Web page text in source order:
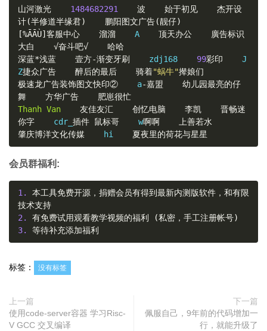
山河激光 1484682291 波 始于初见
杰开设
计(半修道半缘君)
鹏阳图文广告(靓仔)
[%ĀĀÙ]客服中心
溜溜
    A
顶天办公
廣告标识
大白
√奋斗吧√
哈哈
深蓝*浅蓝
壹方-渐变牙刷
    zdj168
99彩印
    J
Z捷众广告 醉后的最后 骑着"蜗牛"撵娘们
极速龙广告装饰图文快印②
    a
-嘉盟
幼儿园最亮的仔
舞
方华广告
肥崽很忙
Thanh Van 友佳友汇 创忆电脑 李凯
晋畅迷
你字
    cdr_
插件 鼠标哥
    w
啊啊
上善若水
肇庆博洋文化传媒
    hi
夏夜里的荷花与星星
会员群福利:
1.
本工具免费开源，捐赠会员有得到最新内测版软件，和有限
技术支持
2.
有免费试用观看教学视频的福利
(私密，手工注册帐号)
3.
等待补充添加福利
标签： 没有标签
上一篇
使用code-server容器 学习Risc-
V GCC 交叉编译
下一篇
佩服自己，9年前的代码增加一
行，就能升级了